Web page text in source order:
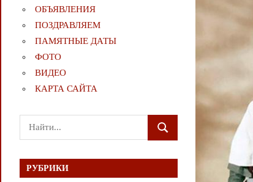
ОБЪЯВЛЕНИЯ
ПОЗДРАВЛЯЕМ
ПАМЯТНЫЕ ДАТЫ
ФОТО
ВИДЕО
КАРТА САЙТА
Поиск
для:
ПОИСК
РУБРИКИ